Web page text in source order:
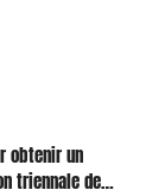
obtenir un
triennale de